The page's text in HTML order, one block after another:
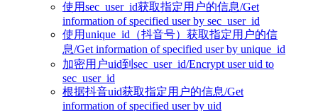
使用sec_user_id获取指定用户的信息/Get
information of specified user by sec_user_id
使用unique_id（抖音号）获取指定用户的信
息/Get information of specified user by unique_id
加密用户uid到sec_user_id/Encrypt user uid to
sec_user_id
根据抖音uid获取指定用户的信息/Get
information of specified user by uid